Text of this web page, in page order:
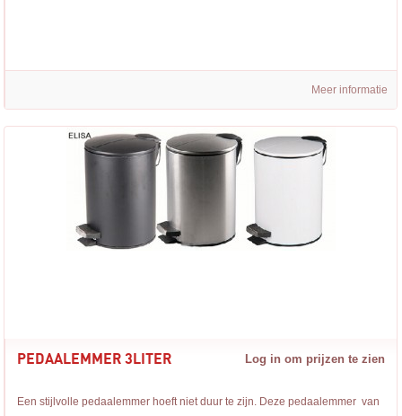
Meer informatie
PEDAALEMMER 3LITER Log in om prijzen te zien
Een stijlvolle pedaalemmer hoeft niet duur te zijn. Deze pedaalemmer van